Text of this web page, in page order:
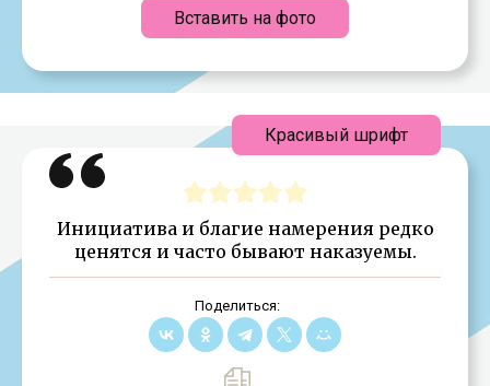
Вставить на фото
Инициатива и благие намерения редко
ценятся и часто бывают наказуемы.
Поделиться:
Красивый шрифт